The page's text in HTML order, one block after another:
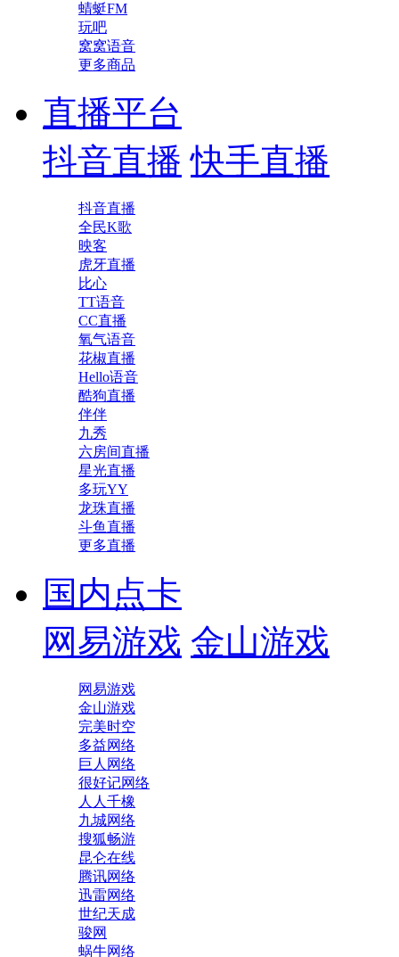
蜻蜓FM
玩吧
窝窝语音
更多商品
直播平台
抖音直播 快手直播
抖音直播
全民K歌
映客
虎牙直播
比心
TT语音
CC直播
氧气语音
花椒直播
Hello语音
酷狗直播
伴伴
九秀
六房间直播
星光直播
多玩YY
龙珠直播
斗鱼直播
更多直播
国内点卡
网易游戏 金山游戏
网易游戏
金山游戏
完美时空
多益网络
巨人网络
很好记网络
人人千橡
九城网络
搜狐畅游
昆仑在线
腾讯网络
迅雷网络
世纪天成
骏网
蜗牛网络